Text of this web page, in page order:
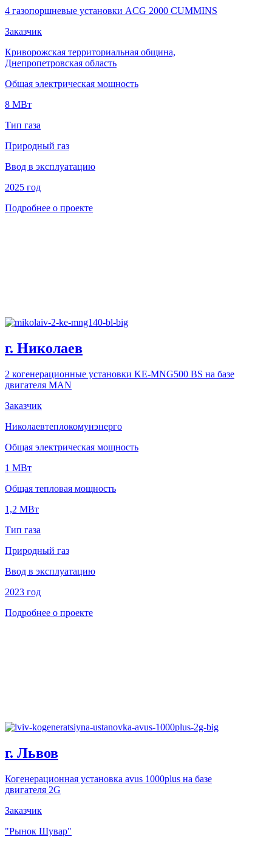
4 газопоршневые установки ACG 2000 CUMMINS
Заказчик
Криворожская территориальная община,
Днепропетровская область
Общая электрическая мощность
8 МВт
Тип газа
Природный газ
Ввод в эксплуатацию
2025 год
Подробнее о проекте
г. Николаев
2 когенерационные установки KE-MNG500 BS на базе
двигателя MAN
Заказчик
Николаевтеплокомунэнерго
Общая электрическая мощность
1 МВт
Общая тепловая мощность
1,2 МВт
Тип газа
Природный газ
Ввод в эксплуатацию
2023 год
Подробнее о проекте
г. Львов
Когенерационная установка avus 1000plus на базе
двигателя 2G
Заказчик
"Рынок Шувар"